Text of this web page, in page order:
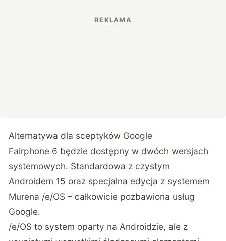
Alternatywa dla sceptyków Google
Fairphone 6 będzie dostępny w dwóch wersjach
systemowych. Standardowa z czystym
Androidem 15 oraz specjalna edycja z systemem
Murena /e/OS – całkowicie pozbawiona usług
Google.
/e/OS to system oparty na Androidzie, ale z